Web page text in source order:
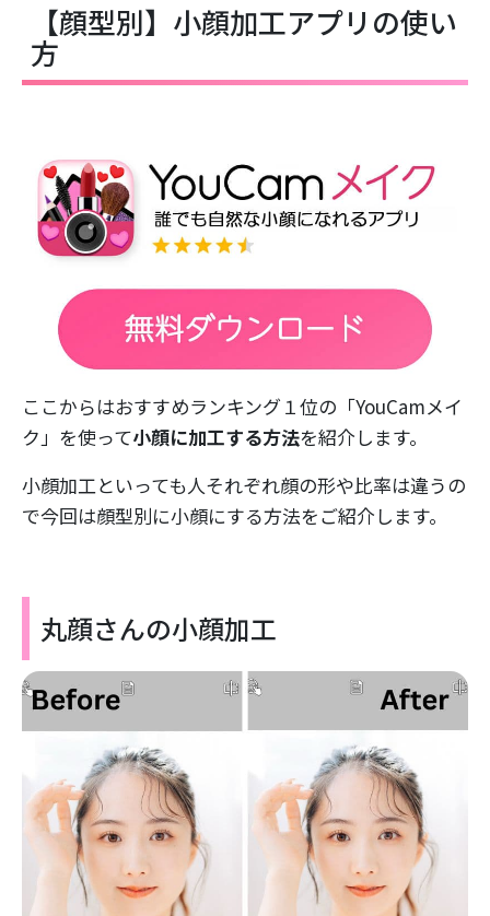
【顔型別】小顔加工アプリの使い
方
ここからはおすすめランキング１位の「YouCamメイ
ク」を使って小顔に加工する方法を紹介します。
小顔加工といっても人それぞれ顔の形や比率は違うの
で今回は顔型別に小顔にする方法をご紹介します。
丸顔さんの小顔加工